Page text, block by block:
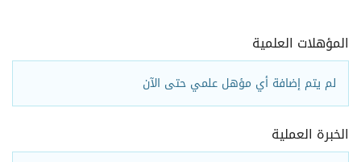
المؤهلات العلمية
لم يتم إضافة أي مؤهل علمي حتى الآن
الخبرة العملية